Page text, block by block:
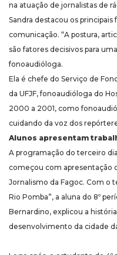
na atuação de jornalistas de
Sandra destacou os
comunicação. “A postura,
são fatores decisivos para
fonoaudióloga.
Ela é chefe do Serviço de
da UFJF, fonoaudióloga do
2000 a 2001, como
cuidando da voz dos
Alunos apresentam
A programação do terceiro
começou com apresentação
Jornalismo da Fagoc. Com o
Rio Pomba”, a aluna do 8º
Bernardino, explicou a
desenvolvimento da cidade